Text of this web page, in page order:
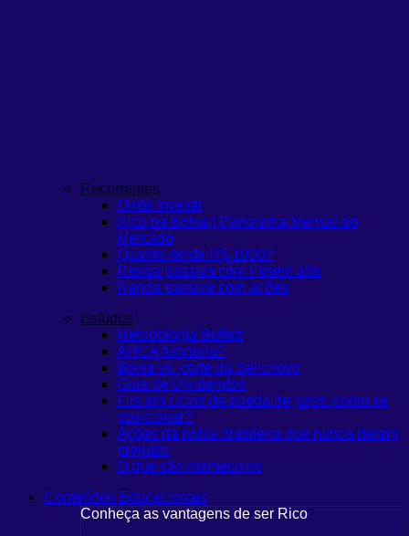
Recorrentes
Onde Investir
Rico na Bolsa | Panorama Mensal do
Mercado
Quanto rende R$ 1000?
Renda passiva com Fiisem alta
Renda passiva com ações
Estudos
Metodologia Buffett
ARCA funciona?
Bolsa vs. corte da Selicnovo
Guia de Dividendos
Fiis em ciclos de queda de juros: como se
posicionar?
Ações da bolsa brasileira que nunca deram
prejuízo
O que são memecoins
Conteúdos Educacionais
Conheça as vantagens de ser Rico